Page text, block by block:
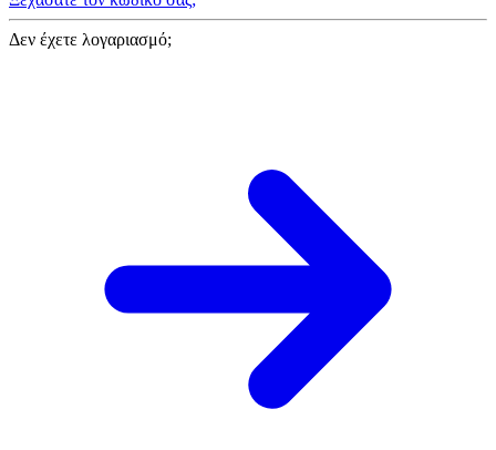
Δεν έχετε λογαριασμό;